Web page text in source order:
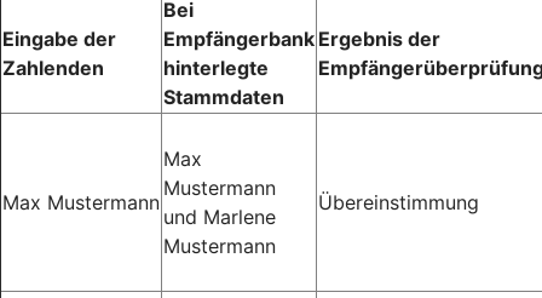
Eingabe der
Zahlenden
Bei
Empfängerbank
hinterlegte
Stammdaten
Ergebnis der
Max Mustermann
Max
Mustermann
und Marlene
Mustermann
Übereinstimmung